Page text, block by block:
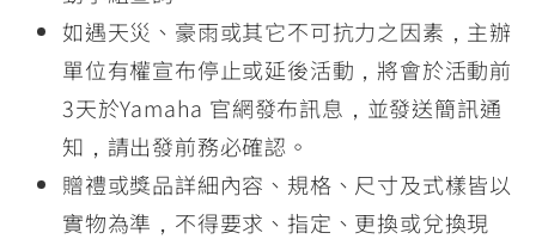
如遇天災、豪雨或其它不可抗力之因素，主辦
單位有權宣布停止或延後活動，將會於活動前
3天於Yamaha 官網發布訊息，並發送簡訊通
知，請出發前務必確認。
贈禮或獎品詳細內容、規格、尺寸及式樣皆以
實物為準，不得要求、指定、更換或兌換現